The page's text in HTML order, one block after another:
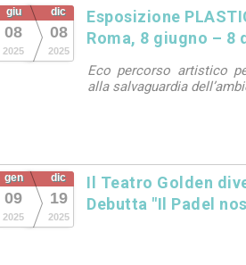
giu
08
2025
dic
08
2025
Esposizione
Roma, 8 giugno – 8
Eco percorso artistico
alla salvaguardia
gen
09
2025
dic
19
2025
Il Teatro Golden
Debutta "Il Padel